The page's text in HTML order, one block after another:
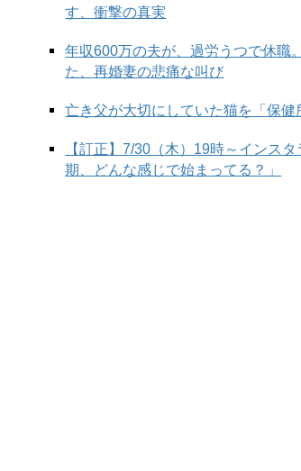
View this post on Instagram
す、衝撃の真実
年収600万の夫が、過労うつで休職
た、再婚妻の悲痛な叫び
亡き父が大切にしていた猫を「保
【訂正】7/30（木）19時～インス
期、どんな感じで始まってる？」